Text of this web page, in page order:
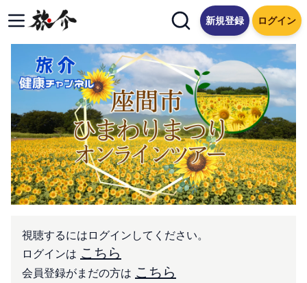
新規登録 ログイン
視聴するにはログインしてください。
ログインは こちら
会員登録がまだの方は こちら